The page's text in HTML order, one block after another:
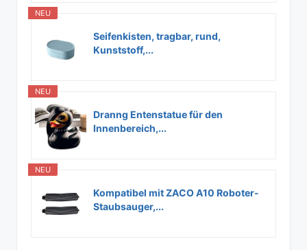
NEU
Seifenkisten, tragbar, rund,
Kunststoff,...
NEU
Dranng Entenstatue für den
Innenbereich,...
NEU
Kompatibel mit ZACO A10 Roboter-
Staubsauger,...